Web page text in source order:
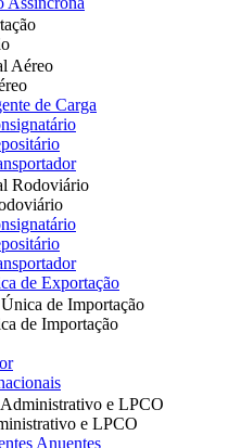
Aéreo
de Carga
Rodoviário
de Exportação
de Importação
de Importação
e LPCO
e LPCO
Anuentes